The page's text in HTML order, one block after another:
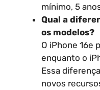
mínimo, 5
Qual a
os modelos?
O iPhone 16e
enquanto o
Essa
novos